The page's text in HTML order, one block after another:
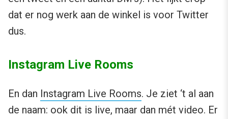
dat er nog werk aan de winkel is voor Twitter
dus.
Instagram Live Rooms
En dan Instagram Live Rooms. Je ziet ‘t al aan
de naam: ook dit is live, maar dan mét video. Er